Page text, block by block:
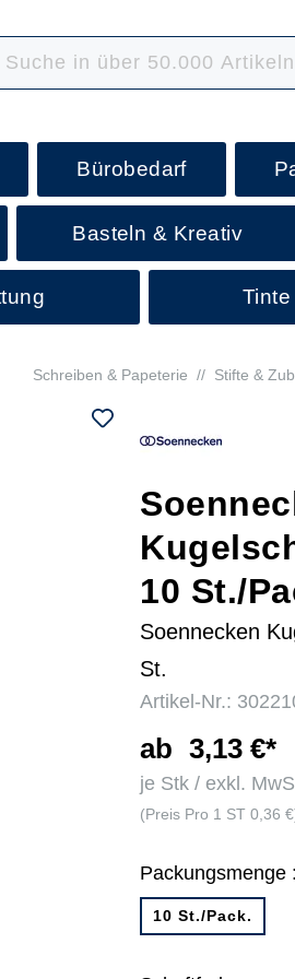
Bürobedarf
Basteln & Kreativ
Schreiben & Papeterie // Stifte &
10 St./
Soennecken
St.
Artikel-Nr.:
ab 3,13 €*
je Stk / exkl.
(Preis Pro 1 ST 0,36
Packungsmenge :
10 St./Pack.